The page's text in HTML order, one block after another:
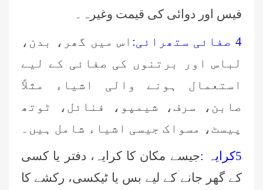
فیس اور دوائی کی قیمت وغیرہ۔
4 صفائی ستھرائی:
اس میں گھر، بدن،
لباس اور برتنوں کی صفائی کے لیے
استعمال ہونے والی اشیاء مثلاً
صابن، سرف، شیمپو، فنائل، ٹوتھ
پیسٹ، مسواک جیسی اشیاء شامل ہیں۔
5کرایہ :
جیسے مکان کا کرایہ، دفتر یا کسی
کے گھر جانے کے لیے بس یا ٹیکسی، رکشے کا